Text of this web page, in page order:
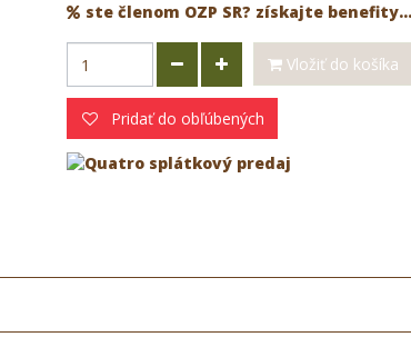
ste členom OZP SR? získajte benefity...
Vložiť do košíka
Pridať do obľúbených